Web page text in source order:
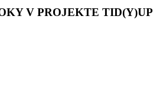
V PROJEKTE TID(Y)UP